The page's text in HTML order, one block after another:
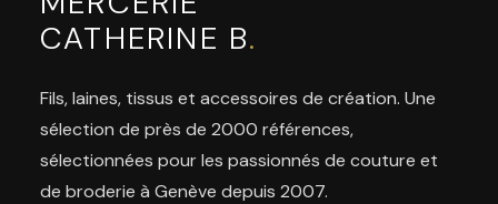
CATHERINE B.
Fils, laines, tissus et accessoires de création. Une
sélection de près de 2000 références,
sélectionnées pour les passionnés de couture et
de broderie à Genève depuis 2007.